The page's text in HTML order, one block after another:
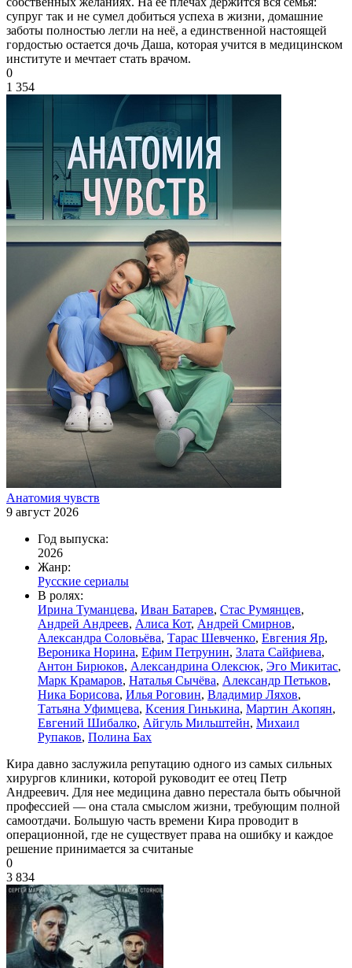
супруг так и не сумел добиться успеха в жизни, домашние
заботы полностью легли на неё, а единственной настоящей
гордостью остается дочь Даша, которая учится в медицинском
институте и мечтает стать врачом.
0
1 354
Анатомия чувств
9 август 2026
Год выпуска:
2026
Жанр:
Русские сериалы
В ролях:
Ирина Туманцева, Иван Батарев, Стас Румянцев,
Андрей Андреев, Алиса Кот, Андрей Смирнов,
Александра Соловьёва, Тарас Шевченко, Евгения Яр,
Вероника Норина, Ефим Петрунин, Злата Сайфиева,
Антон Бирюков, Александрина Олексюк, Эго Микитас,
Марк Крамаров, Наталья Сычёва, Александр Петьков,
Ника Борисова, Илья Роговин, Владимир Ляхов,
Татьяна Уфимцева, Ксения Гинькина, Мартин Акопян,
Евгений Шибалко, Айгуль Мильштейн, Михаил
Рупаков, Полина Бах
Кира давно заслужила репутацию одного из самых сильных
хирургов клиники, которой руководит ее отец Петр
Андреевич. Для нее медицина давно перестала быть обычной
профессией — она стала смыслом жизни, требующим полной
самоотдачи. Большую часть времени Кира проводит в
операционной, где не существует права на ошибку и каждое
решение принимается за считаные
0
3 834